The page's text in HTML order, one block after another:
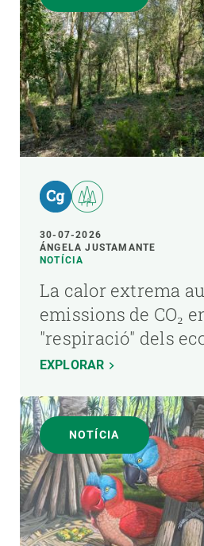
30-07-2026
ÁNGELA JUSTAMANTE
NOTÍCIA
La calor extrema
emissions de CO₂
"respiració" dels
EXPLORAR
NOTÍCIA